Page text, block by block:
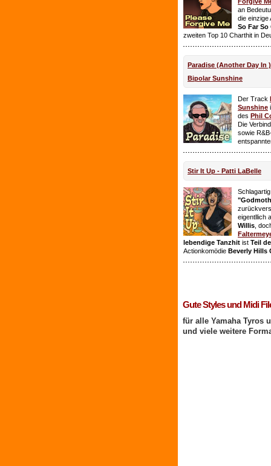
an
die einzige
So Far So
zweiten Top 10 Charthit in
Paradise (Another Day In
Bipolar Sunshine
Der Track
Sunshine
des Phil
Die
sowie
Stir It Up - Patti LaBelle
eigentllich
Willis ,
lebendige Tanzhit ist Teil
Actionkomödie Beverly Hills
Gute Styles und Midi
für alle Yamaha Tyros
und viele weitere